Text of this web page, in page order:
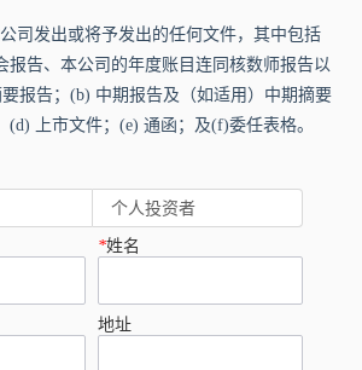
司发出或将予发出的任何文件，其中包括
报告、本公司的年度账目连同核数师报告以
报告；(b) 中期报告及（如适用）中期摘要
(d) 上市文件；(e) 通函；及(f)委任表格。
个人投资者
*姓名
地址